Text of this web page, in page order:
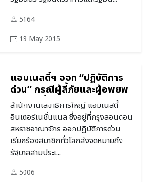
5164
18 May 2015
แอมเนสตี้ฯ ออก “ปฏิบัติการ
ด่วน” กรณีผู้ลี้ภัยและผู้อพยพ
ถูกทอดทิ้งอยู่กลางทะเล
สำนักงานเลขาธิการใหญ่ แอมเนสตี้
อินเตอร์เนชั่นแนล ซึ่งอยู่ที่กรุงลอนดอน
สหราชอาณาจักร ออกปฏิบัติการด่วน
เรียกร้องสมาชิกทั่วโลกส่งจดหมายถึง
รัฐบาลสามประเ...
5006